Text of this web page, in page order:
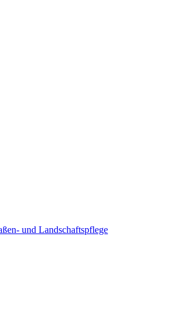
und Landschaftspflege